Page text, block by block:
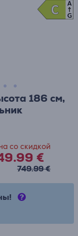
186 см,
со скидкой
€
749.99 €
C
C
A
G